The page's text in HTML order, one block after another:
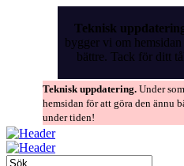
Teknisk
bygger vi om
bättre. Tack för ditt
Teknisk uppdatering. Under
hemsidan för att göra den ännu
under tiden!